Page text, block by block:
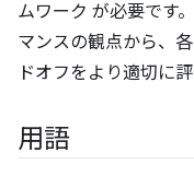
ムワーク が必要です
マンスの観点から、
ドオフをより適切に評
用語